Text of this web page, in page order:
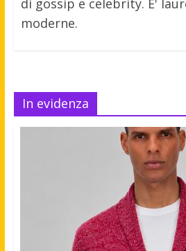
di gossip e celebrity. E'
moderne.
In evidenza